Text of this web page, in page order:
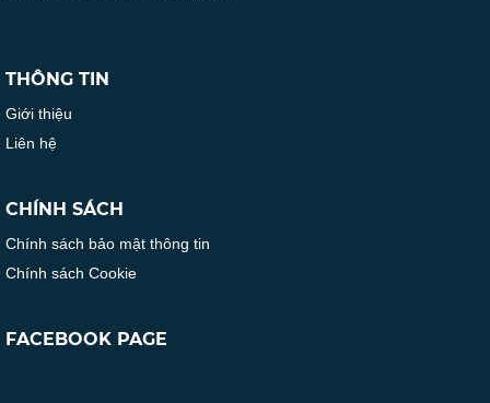
THÔNG TIN
Giới thiệu
Liên hệ
CHÍNH SÁCH
Chính sách bảo mật thông tin
Chính sách Cookie
FACEBOOK PAGE